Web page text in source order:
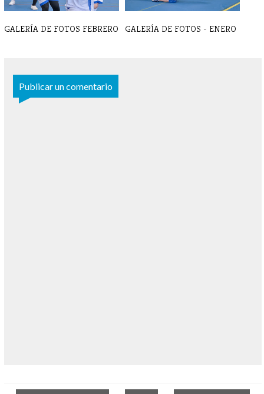
GALERÍA DE FOTOS FEBRERO GALERÍA DE FOTOS - ENERO
Publicar un comentario